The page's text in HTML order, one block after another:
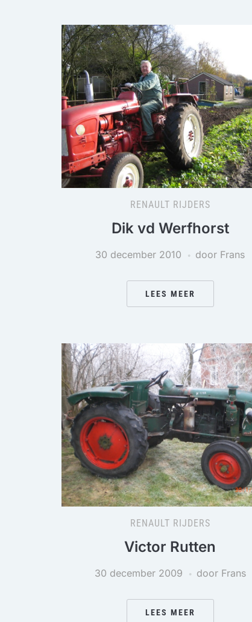
RENAULT RIJDERS
Dik vd Werfhorst
30 december 2010 door Frans
LEES MEER
RENAULT RIJDERS
Victor Rutten
30 december 2009 door Frans
LEES MEER